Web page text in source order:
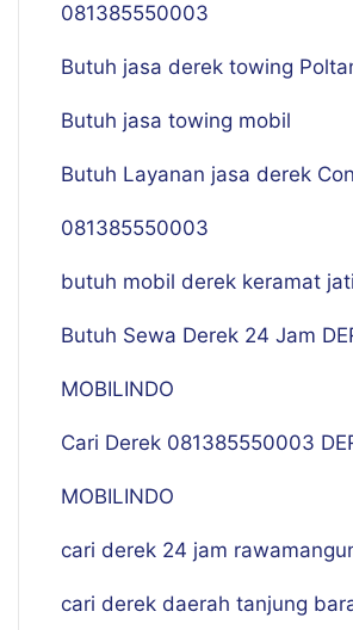
081385550003
Butuh jasa derek towing
Butuh jasa towing mobil
Butuh Layanan jasa derek
081385550003
butuh mobil derek keramat jati
Butuh Sewa Derek 24 Jam
MOBILINDO
Cari Derek 081385550003
MOBILINDO
cari derek 24 jam
cari derek daerah tanjung